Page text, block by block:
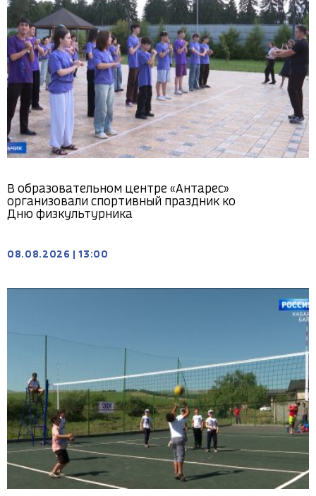
В образовательном центре «Антарес»
организовали спортивный праздник ко
Дню физкультурника
08.08.2026 13:00